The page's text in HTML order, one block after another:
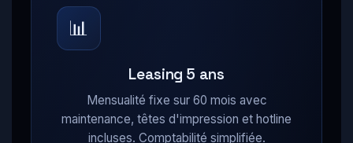
📊
Leasing 5 ans
Mensualité fixe sur 60 mois avec
maintenance, têtes d'impression et hotline
incluses. Comptabilité simplifiée.